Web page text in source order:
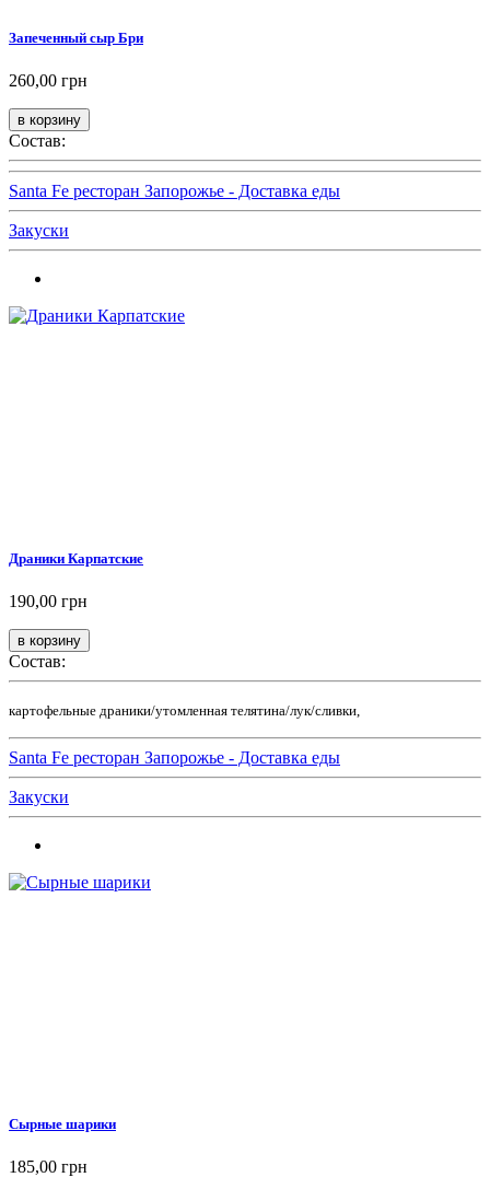
Запеченный сыр Бри
260,00 грн
Состав:
Santa Fe ресторан Запорожье - Доставка еды
Закуски
Драники Карпатские
190,00 грн
Состав:
картофельные драники/утомленная телятина/лук/сливки,
Santa Fe ресторан Запорожье - Доставка еды
Закуски
Сырные шарики
185,00 грн